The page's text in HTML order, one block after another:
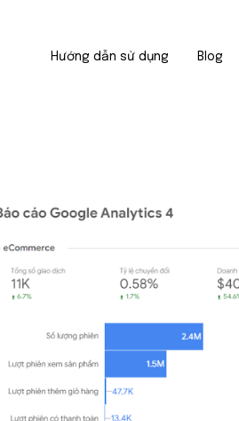
Hướng dẫn sử dụng Blog